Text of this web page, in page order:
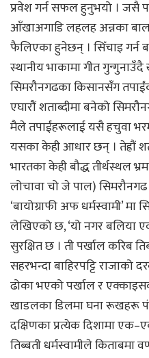
प्रवेश गर्न सफल हुनुभयो । जसै
आँखाअगाडि लहलह अन्नका
फैलिएका हुनेछन् । सिँचाइ गर्न
स्थानीय भाकामा गीत
सिमरौनगढका किसानसँग
एघारौं शताब्दीमा बनेको
मैले तपाईंहरूलाई यसै हचुवा
यसका केही आधार छन् । तेह्रौं
भारतका केही बौद्ध तीर्थस्थल
लोचावा चो जे पाल)
‘बायोग्राफी अफ धर्मस्वामी’ मा
लेखिएको छ, ‘यो नगर बलिया
सुरक्षित छ । ती पर्खाल करिब
सहरभन्दा बाहिरपट्टि
ढोका भएको पर्खाल र
खाडलका डिलमा घना रूखहरू
दक्षिणका प्रत्येक दिशामा
तिब्बती धर्मस्वामीले किताबमा